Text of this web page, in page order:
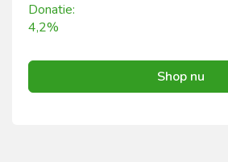
Donatie:
4,2%
Shop nu